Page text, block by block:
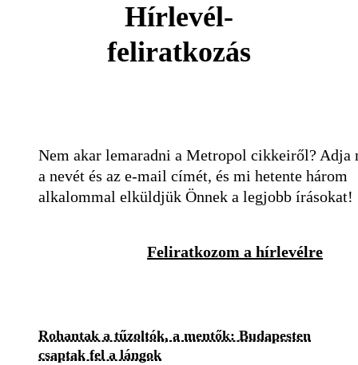
Hírlevél-
feliratkozás
Nem akar lemaradni a Metropol cikkeiről? Adja
a nevét és az e-mail címét, és mi hetente három
alkalommal elküldjük Önnek a legjobb írásokat!
Feliratkozom a hírlevélre
Rohantak a tűzoltók, a mentők: Budapesten
csaptak fel a lángok